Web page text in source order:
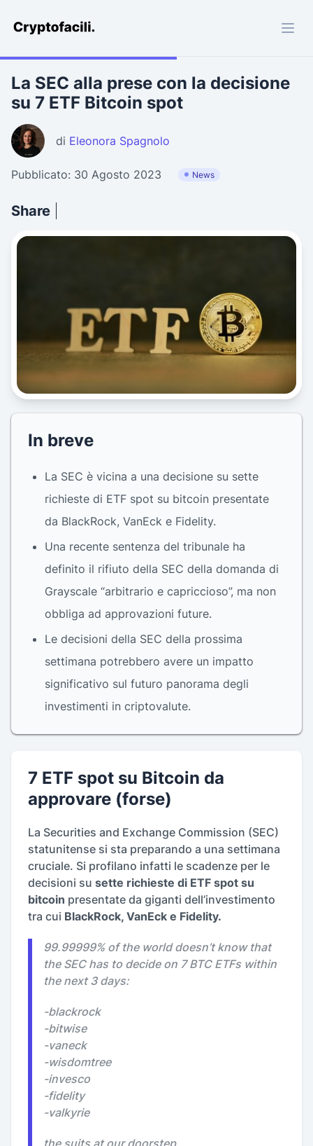
Cryptofacili.com
La SEC alla prese con la decisione
su 7 ETF Bitcoin spot
di Eleonora Spagnolo
Pubblicato: 30 Agosto 2023 News
Share
In breve
La SEC è vicina a una decisione su sette
richieste di ETF spot su bitcoin presentate
da BlackRock, VanEck e Fidelity.
Una recente sentenza del tribunale ha
definito il rifiuto della SEC della domanda di
Grayscale “arbitrario e capriccioso”, ma non
obbliga ad approvazioni future.
Le decisioni della SEC della prossima
settimana potrebbero avere un impatto
significativo sul futuro panorama degli
investimenti in criptovalute.
7 ETF spot su Bitcoin da
approvare (forse)
La Securities and Exchange Commission (SEC)
statunitense si sta preparando a una settimana
cruciale. Si profilano infatti le scadenze per le
decisioni su sette richieste di ETF spot su
bitcoin presentate da giganti dell’investimento
tra cui BlackRock, VanEck e Fidelity.
99.99999% of the world doesn’t know that
the SEC has to decide on 7 BTC ETFs within
the next 3 days:
-blackrock
-bitwise
-vaneck
-wisdomtree
-invesco
-fidelity
-valkyrie
the suits at our doorstep